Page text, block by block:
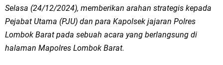
Selasa (24/12/2024), memberikan arahan strategis kepada
Pejabat Utama (PJU) dan para Kapolsek jajaran Polres
Lombok Barat pada sebuah acara yang berlangsung di
halaman Mapolres Lombok Barat.